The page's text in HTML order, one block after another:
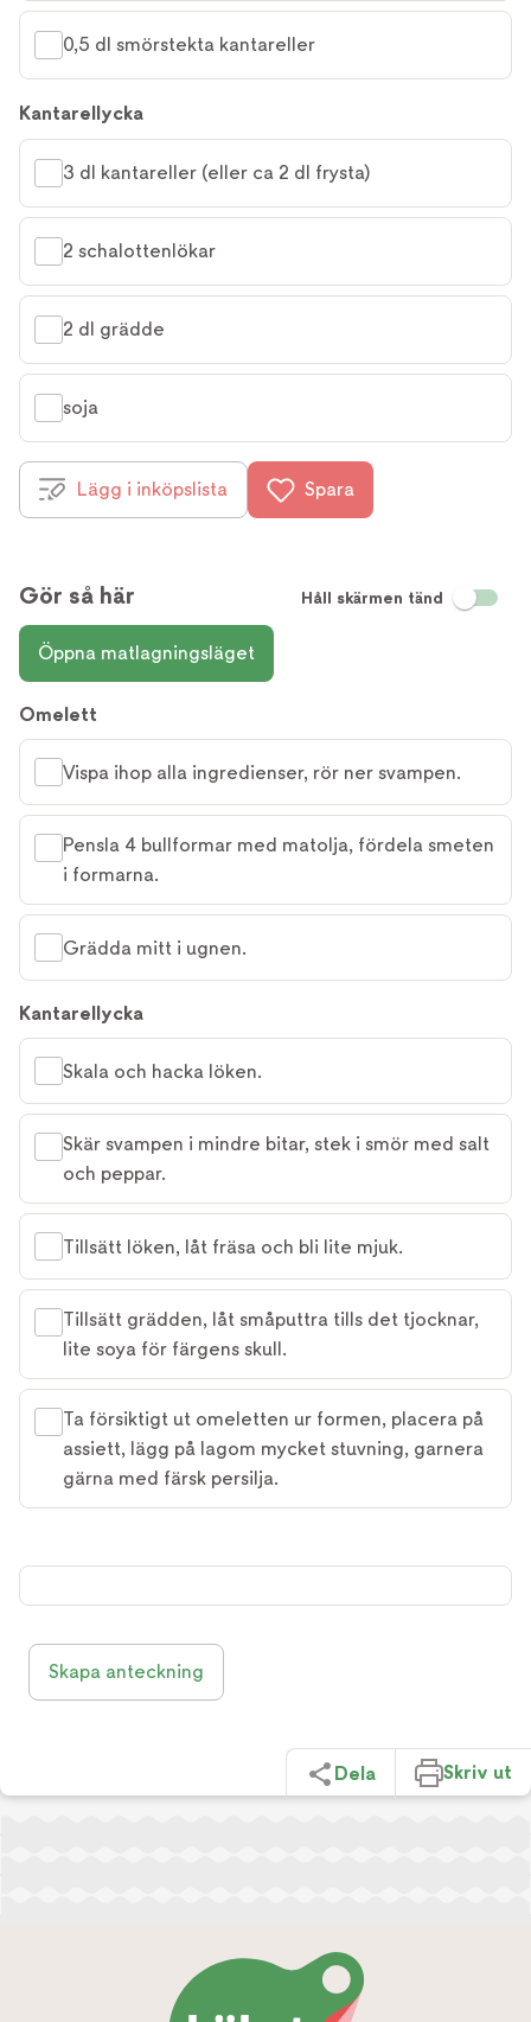
0,5 dl smörstekta kantareller
Kantarellycka
3 dl kantareller (eller ca 2 dl frysta)
2 schalottenlökar
2 dl grädde
soja
Lägg i inköpslista Spara
Gör så här Håll skärmen tänd
Öppna matlagningsläget
Omelett
Vispa ihop alla ingredienser, rör ner svampen.
Pensla 4 bullformar med matolja, fördela smeten
i formarna.
Grädda mitt i ugnen.
Kantarellycka
Skala och hacka löken.
Skär svampen i mindre bitar, stek i smör med salt
och peppar.
Tillsätt löken, låt fräsa och bli lite mjuk.
Tillsätt grädden, låt småputtra tills det tjocknar,
lite soya för färgens skull.
Ta försiktigt ut omeletten ur formen, placera på
assiett, lägg på lagom mycket stuvning, garnera
gärna med färsk persilja.
Skapa anteckning
Dela Skriv ut